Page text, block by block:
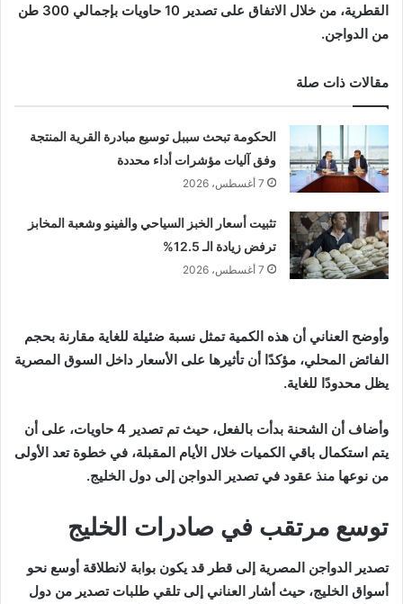
القطرية، من خلال الاتفاق على تصدير 10 حاويات بإجمالي 300 طن
من الدواجن.
مقالات ذات صلة
الحكومة تبحث سببل توسيع مبادرة القرية المنتجة
وفق آليات مؤشرات أداء محددة
7 أغسطس، 2026
تثبيت أسعار الخبز السياحي والفينو وشعبة المخابز
ترفض زيادة الـ 12.5%
7 أغسطس، 2026
وأوضح العناني أن هذه الكمية تمثل نسبة ضئيلة للغاية مقارنة بحجم
الفائض المحلي، مؤكدًا أن تأثيرها على الأسعار داخل السوق المصرية
يظل محدودًا للغاية.
وأضاف أن الشحنة بدأت بالفعل، حيث تم تصدير 4 حاويات، على أن
يتم استكمال باقي الكميات خلال الأيام المقبلة، في خطوة تعد الأولى
من نوعها منذ عقود في تصدير الدواجن إلى دول الخليج.
توسع مرتقب في صادرات الخليج
تصدير الدواجن المصرية إلى قطر قد يكون بوابة لانطلاقة أوسع نحو
أسواق الخليج، حيث أشار العناني إلى تلقي طلبات تصدير من دول